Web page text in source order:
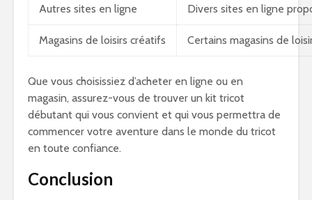
Autres sites en ligne Divers sites en ligne
Magasins de loisirs créatifs Certains magasins de
Que vous choisissiez d’acheter en ligne ou en
magasin, assurez-vous de trouver un kit tricot
débutant qui vous convient et qui vous permettra de
commencer votre aventure dans le monde du tricot
en toute confiance.
Conclusion